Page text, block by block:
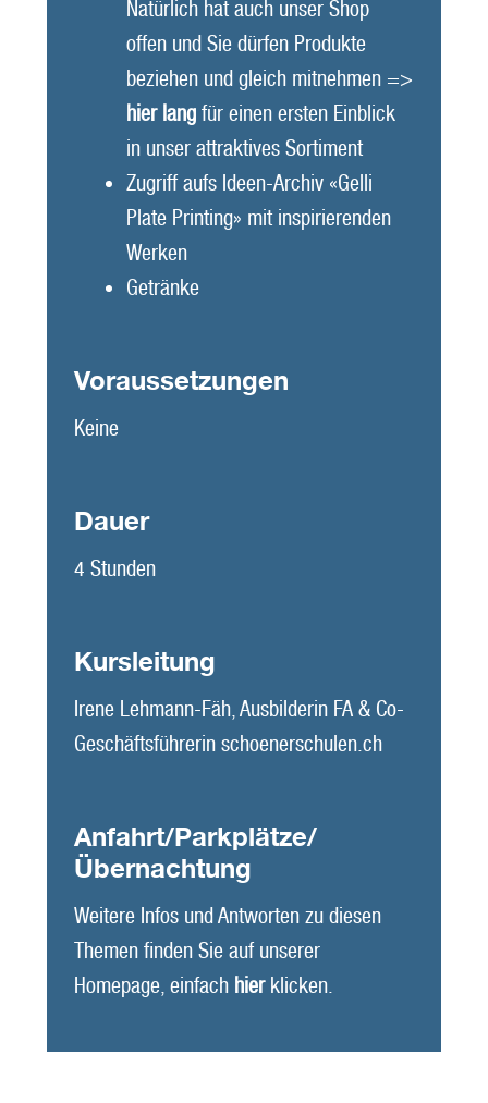
Natürlich hat auch unser Shop
offen und Sie dürfen Produkte
beziehen und gleich mitnehmen =>
hier lang für einen ersten Einblick
in unser attraktives Sortiment
Zugriff aufs Ideen-Archiv «Gelli
Plate Printing» mit inspirierenden
Werken
Getränke
Voraussetzungen
Keine
Dauer
4 Stunden
Kursleitung
Irene Lehmann-Fäh, Ausbilderin FA & Co-
Geschäftsführerin schoenerschulen.ch
Anfahrt/Parkplätze/
Übernachtung
Weitere Infos und Antworten zu diesen
Themen finden Sie auf unserer
Homepage, einfach hierklicken.